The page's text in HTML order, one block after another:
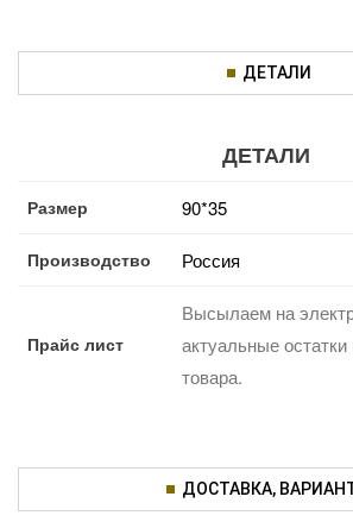
ДЕТАЛИ
ДЕТАЛИ
Размер 90*35
Производство Россия
Прайс лист
Высылаем на
актуальные
товара.
ДОСТАВКА,